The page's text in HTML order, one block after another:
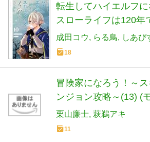
転生してハイエルフに
スローライフは120年
Highelf with a long life-
ター コミックス)
成田コウ らる鳥 しあび
18
冒険家になろう！～
ンジョン攻略～(13) (
クス)
栗山廉士 萩鵜アキ
11